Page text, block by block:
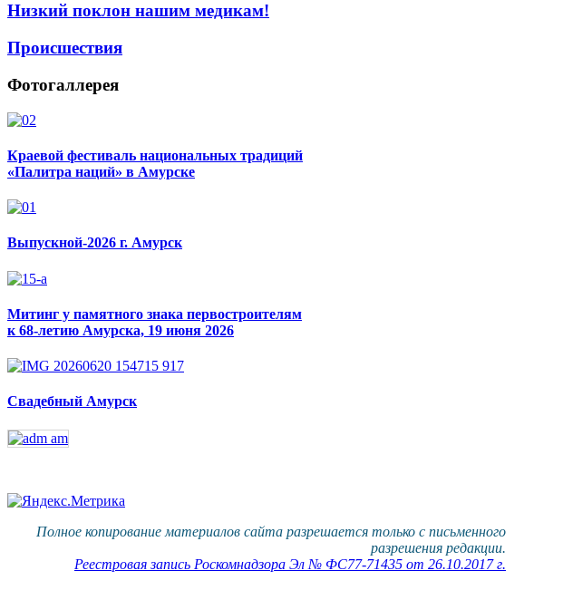
Низкий поклон нашим медикам!
Происшествия
Фотогаллерея
Краевой фестиваль национальных традиций
«Палитра наций» в Амурске
Выпускной-2026 г. Амурск
Митинг у памятного знака первостроителям
к 68-летию Амурска, 19 июня 2026
Свадебный Амурск
Полное копирование материалов сайта разрешается только с письменного
разрешения редакции.
Реестровая запись Роскомнадзора Эл № ФС77-71435 от 26.10.2017 г.